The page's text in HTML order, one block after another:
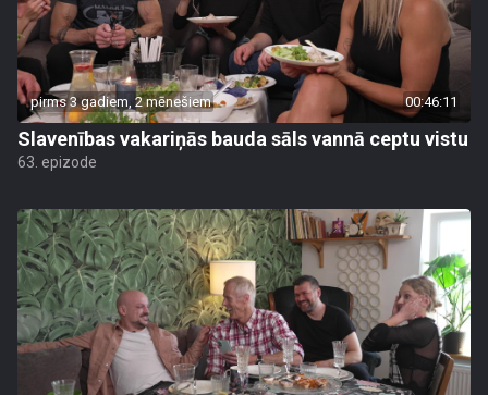
pirms 3 gadiem, 2 mēnešiem 00:46:11
Slavenības vakariņās bauda sāls vannā ceptu vistu
63. epizode